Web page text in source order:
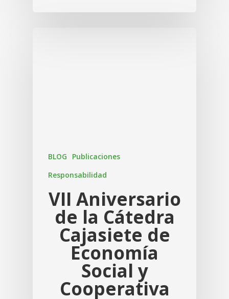
BLOG
Publicaciones
Responsabilidad
VII Aniversario
de la Cátedra
Cajasiete de
Economía
Social y
Cooperativa